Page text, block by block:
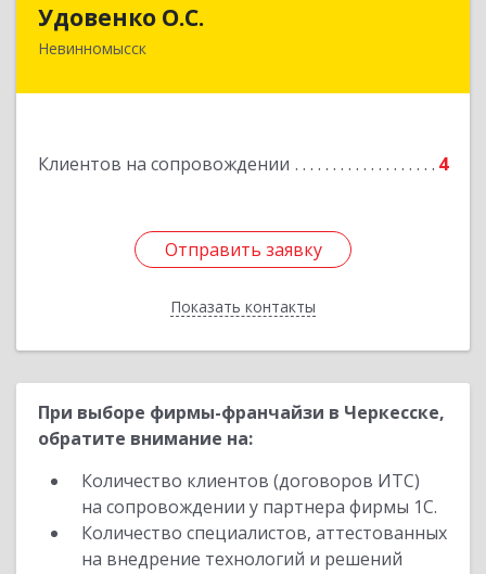
Удовенко О.С.
Невинномысск
Клиентов на сопровождении 4
Отправить заявку
Показать контакты
357 100, г.Невинномысск, ул.Революцеонная,
Отправить заявку
Назад
При выборе фирмы-франчайзи в Черкесске,
обратите внимание на:
Количество клиентов (договоров ИТС)
на сопровождении у партнера фирмы 1С.
Количество специалистов, аттестованных
на внедрение технологий и решений